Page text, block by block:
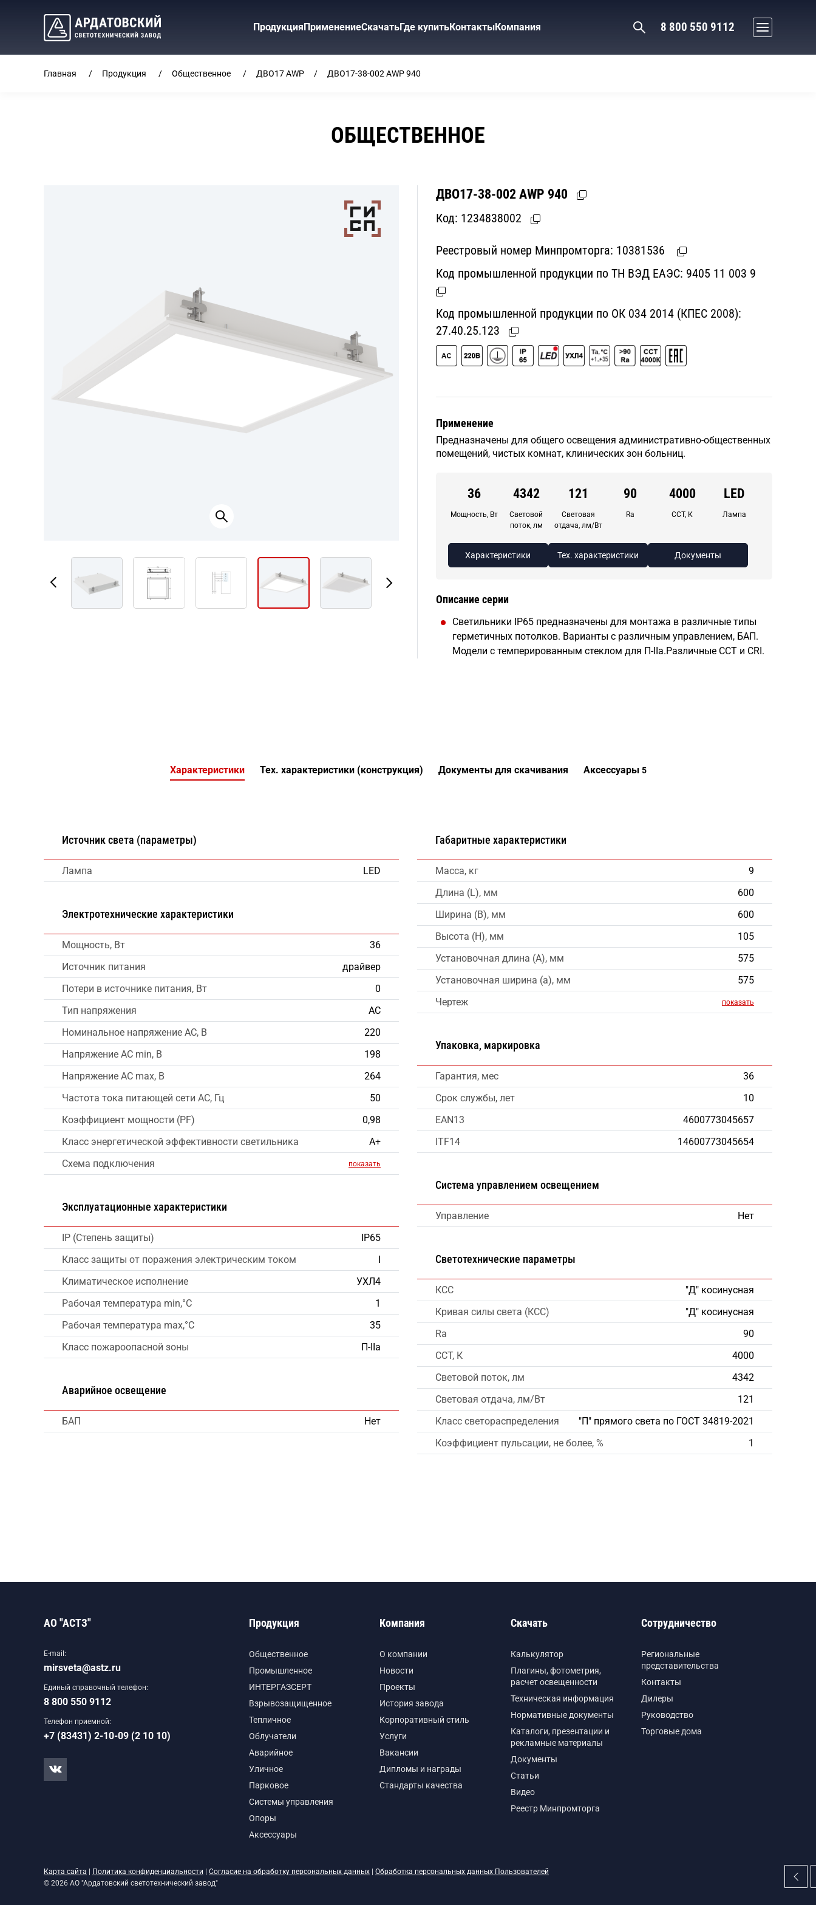
ПродукцияПрименениеСкачатьГде купитьКонтактыКомпания 8 800 550 9112
Главная Продукция Общественное ДВО17 AWP ДВО17-38-002 AWP 940
ОБЩЕСТВЕННОЕ
ДВО17-38-002 AWP 940
Код: 1234838002
Реестровый номер Минпромторга: 10381536
Код промышленной продукции по ТН ВЭД ЕАЭС: 9405 11 003 9
Код промышленной продукции по ОК 034 2014 (КПЕС 2008):
27.40.25.123
Применение
Предназначены для общего освещения административно-общественных
помещений, чистых комнат, клинических зон больниц.
36
Мощность, Вт
4342
Световой
поток, лм
121
Световая
отдача, лм/Вт
90
Ra
4000
CCT, К
LED
Лампа
Характеристики Тех. характеристики Документы
Описание серии
Светильники IP65 предназначены для монтажа в различные типы
герметичных потолков. Варианты с различным управлением, БАП.
Модели с темперированным стеклом для П-IIа.Различные CCT и CRI.
Характеристики Тех. характеристики (конструкция) Документы для скачивания Аксессуары 5
Источник света (параметры)
Лампа LED
Электротехнические характеристики
Мощность, Вт
36
Источник питания
драйвер
Потери в источнике питания, Вт
0
Тип напряжения
AC
Номинальное напряжение AC, В
220
Напряжение AC min, В
198
Напряжение AC max, В
264
Частота тока питающей сети AC, Гц
50
Коэффициент мощности (PF)
0,98
Класс энергетической эффективности светильника
А+
Схема подключения
показать
Эксплуатационные характеристики
IP (Степень защиты)
IP65
Класс защиты от поражения электрическим током
I
Климатическое исполнение
УХЛ4
Рабочая температура min,°C
1
Рабочая температура max,°C
35
Класс пожароопасной зоны
П-IIа
Аварийное освещение
БАП Нет
Габаритные характеристики
Масса, кг
9
Длина (L), мм
600
Ширина (B), мм
600
Высота (H), мм
105
Установочная длина (A), мм
575
Установочная ширина (a), мм
575
Чертеж
показать
Упаковка, маркировка
Гарантия, мес
36
Срок службы, лет
10
EAN13
4600773045657
ITF14
14600773045654
Система управлением освещением
Управление Нет
Светотехнические параметры
КСС
"Д" косинусная
Кривая силы света (КСС)
"Д" косинусная
Ra
90
CCT, К
4000
Световой поток, лм
4342
Световая отдача, лм/Вт
121
Класс светораспределения
"П" прямого света по ГОСТ 34819-2021
Коэффициент пульсации, не более, %
1
АО "АСТЗ"
E-mail:
mirsveta@astz.ru
Единый справочный телефон:
8 800 550 9112
Телефон приемной:
+7 (83431) 2-10-09 (2 10 10)
Продукция
Общественное
Промышленное
ИНТЕРГАЗСЕРТ
Взрывозащищенное
Тепличное
Облучатели
Аварийное
Уличное
Парковое
Системы управления
Опоры
Аксессуары
Компания
О компании
Новости
Проекты
История завода
Корпоративный стиль
Услуги
Вакансии
Дипломы и награды
Стандарты качества
Скачать
Калькулятор
Плагины, фотометрия,
расчет освещенности
Техническая информация
Нормативные документы
Каталоги, презентации и
рекламные материалы
Документы
Статьи
Видео
Реестр Минпромторга
Сотрудничество
Региональные
представительства
Контакты
Дилеры
Руководство
Торговые дома
Карта сайта Политика конфиденциальности Согласие на обработку персональных данных
Обработка персональных данных Пользователей
© 2026 АО "Ардатовский светотехнический завод"